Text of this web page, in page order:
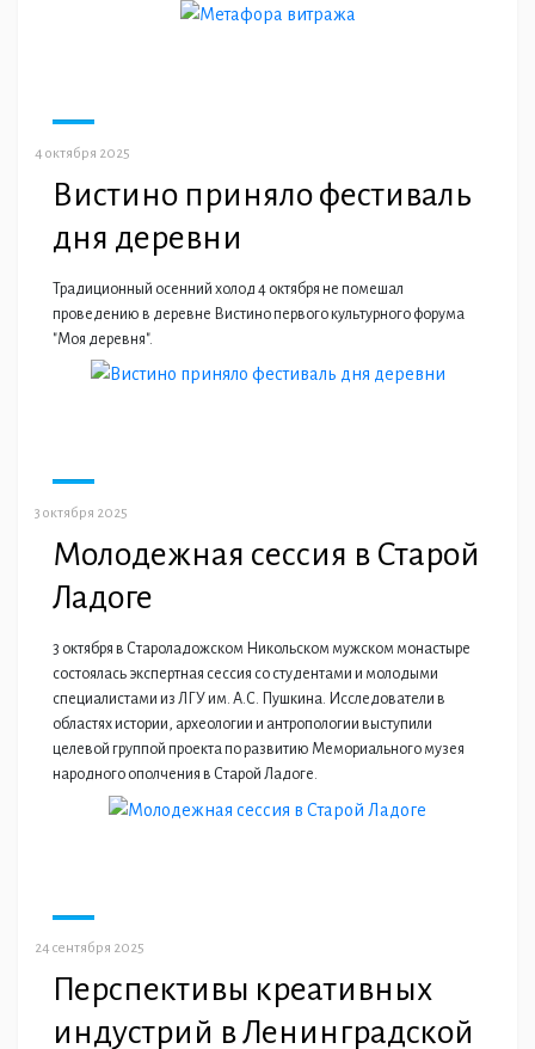
4 октября 2025
Вистино приняло фестиваль
дня деревни
Традиционный осенний холод 4 октября не помешал
проведению в деревне Вистино первого культурного форума
"Моя деревня".
3 октября 2025
Молодежная сессия в Старой
Ладоге
3 октября в Староладожском Никольском мужском монастыре
состоялась экспертная сессия со студентами и молодыми
специалистами из ЛГУ им. А.С. Пушкина. Исследователи в
областях истории, археологии и антропологии выступили
целевой группой проекта по развитию Мемориального музея
народного ополчения в Старой Ладоге.
24 сентября 2025
Перспективы креативных
индустрий в Ленинградской